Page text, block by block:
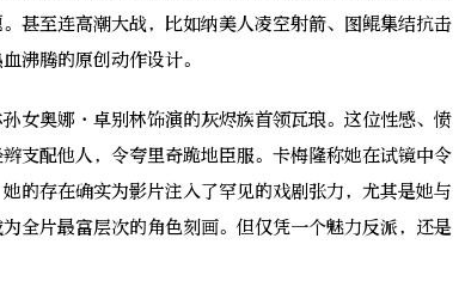
甚至连高潮大战，比如纳美人凌空射箭、图鲲集结抗击
沸腾的原创动作设计。
奥娜·卓别林饰演的灰烬族首领瓦琅。这位性感、愤
支配他人，令夸里奇跪地臣服。卡梅隆称她在试镜中令
的存在确实为影片注入了罕见的戏剧张力，尤其是她与
全片最富层次的角色刻画。但仅凭一个魅力反派，还是